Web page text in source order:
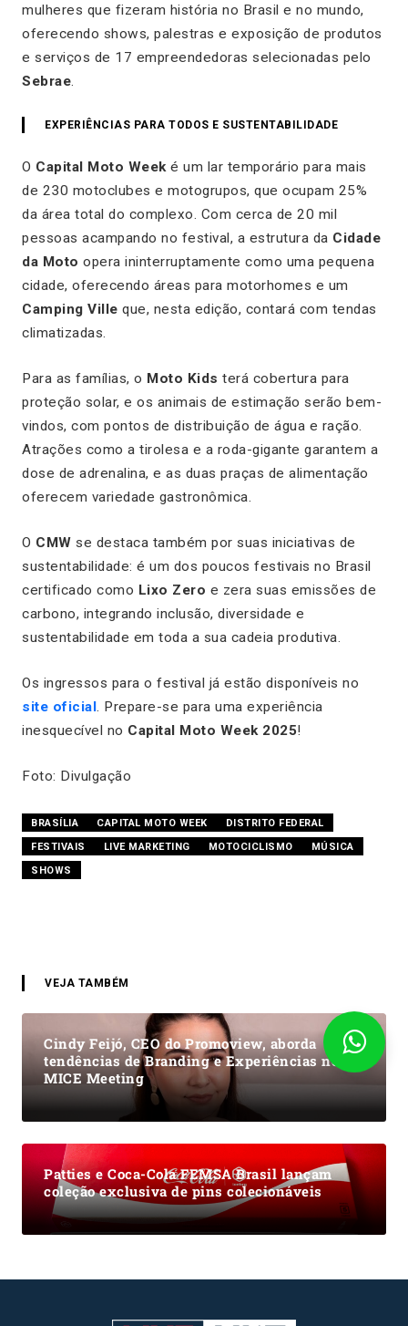
mulheres que fizeram história no Brasil e no mundo,
oferecendo shows, palestras e exposição de produtos
e serviços de 17 empreendedoras selecionadas pelo
Sebrae.
EXPERIÊNCIAS PARA TODOS E SUSTENTABILIDADE
O Capital Moto Weeké um lar temporário para mais
de 230 motoclubes e motogrupos, que ocupam 25%
da área total do complexo. Com cerca de 20 mil
pessoas acampando no festival, a estrutura da Cidade
da Moto opera ininterruptamente como uma pequena
cidade, oferecendo áreas para motorhomes e um
Camping Ville que, nesta edição, contará com tendas
climatizadas.
Para as famílias, o Moto Kids terá cobertura para
proteção solar, e os animais de estimação serão bem-
vindos, com pontos de distribuição de água e ração.
Atrações como a tirolesa e a roda-gigante garantem a
dose de adrenalina, e as duas praças de alimentação
oferecem variedade gastronômica.
O CMW se destaca também por suas iniciativas de
sustentabilidade: é um dos poucos festivais no Brasil
certificado como Lixo Zero e zera suas emissões de
carbono, integrando inclusão, diversidade e
sustentabilidade em toda a sua cadeia produtiva.
Os ingressos para o festival já estão disponíveis no
site oficial. Prepare-se para uma experiência
inesquecível no Capital Moto Week 2025!
Foto: Divulgação
BRASÍLIA CAPITAL MOTO WEEK
DISTRITO FEDERAL
FESTIVAIS
LIVE MARKETING MOTOCICLISMO
MÚSICA
SHOWS
VEJA TAMBÉM
Cindy Feijó, CEO do Promoview, aborda
tendências de Branding e Experiências no
MICE Meeting
Patties e Coca-Cola FEMSA Brasil lançam
coleção exclusiva de pins colecionáveis